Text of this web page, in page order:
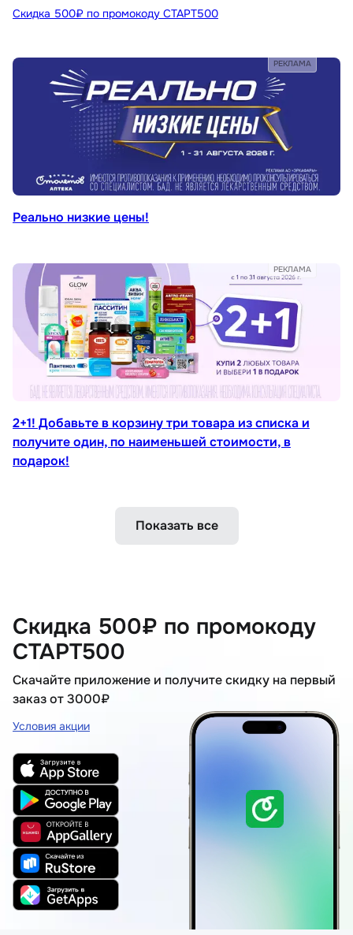
Скидка 500₽ по промокоду СТАРТ500
Реально низкие цены!
РЕКЛАМА
2+1! Добавьте в корзину три товара из списка и
получите один, по наименьшей стоимости, в
подарок!
РЕКЛАМА
Показать все
Скидка 500₽ по промокоду
СТАРТ500
Скачайте приложение и получите скидку на первый
заказ от 3000₽
Условия акции